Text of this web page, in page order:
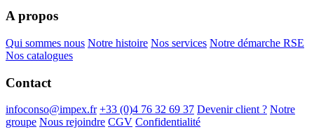
A propos
Qui sommes nous Notre histoire Nos services Notre démarche RSE
Nos catalogues
Contact
infoconso@impex.fr +33 (0)4 76 32 69 37 Devenir client ? Notre
groupe Nous rejoindre CGV Confidentialité